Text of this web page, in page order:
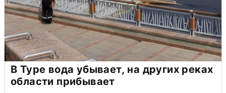
В Туре вода убывает, на других реках
области прибывает